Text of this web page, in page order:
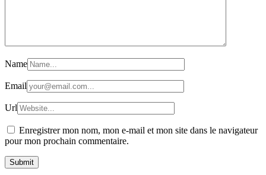
Name
Email
Url
Enregistrer mon nom, mon e-mail et mon site dans le navigateur
pour mon prochain commentaire.